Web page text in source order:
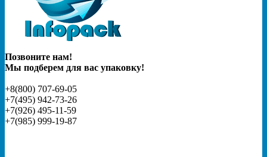
Позвоните нам!
Мы подберем для вас упаковку!
+8(800) 707-69-05
+7(495) 942-73-26
+7(926) 495-11-59
+7(985) 999-19-87